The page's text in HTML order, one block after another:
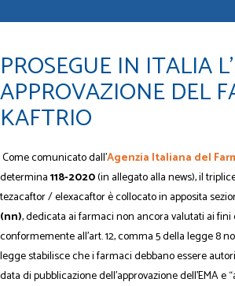
PROSEGUE IN ITALIA
APPROVAZIONE DEL
KAFTRIO
Come comunicato dall’Agenzia Italiana del
determina118-2020(in allegato alla news), il
tezacaftor / elexacaftor è collocato in apposita
(nn), dedicata ai farmaci non ancora valutati ai
conformemente all’art. 12, comma 5 della legge 8
legge stabilisce che i farmaci debbano essere
data di pubblicazione dell’approvazione dell’EMA e